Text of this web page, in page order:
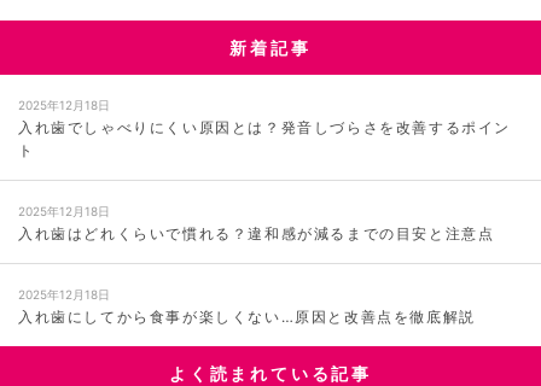
新着記事
2025年12月18日
入れ歯でしゃべりにくい原因とは？発音しづらさを改善するポイン
ト
2025年12月18日
入れ歯はどれくらいで慣れる？違和感が減るまでの目安と注意点
2025年12月18日
入れ歯にしてから食事が楽しくない…原因と改善点を徹底解説
よく読まれている記事